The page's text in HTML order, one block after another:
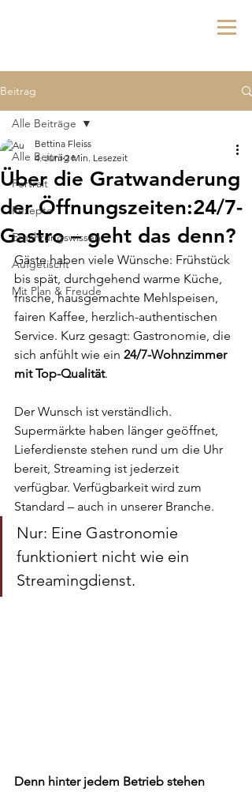
Beitrag
Alle Beiträge
Portrait
Rezepte
Ernährungswissen
Aufgetischt
Mit Plan & Freude
Alle Beiträge
Über die Gratwanderung
der Öffnungszeiten:24/7-
Gastro – geht das denn?
Bettina Fleiss
4. Juni 2 Min. Lesezeit
Gäste haben viele Wünsche: Frühstück
bis spät, durchgehend warme Küche,
frische, hausgemachte Mehlspeisen,
fairen Kaffee, herzlich-authentischen
Service. Kurz gesagt: Gastronomie, die
sich anfühlt wie ein 24/7-Wohnzimmer
mit Top-Qualität.
Der Wunsch ist verständlich.
Supermärkte haben länger geöffnet,
Lieferdienste stehen rund um die Uhr
bereit, Streaming ist jederzeit
verfügbar. Verfügbarkeit wird zum
Standard – auch in unserer Branche.
Nur: Eine Gastronomie
funktioniert nicht wie ein
Streamingdienst.
Denn hinter jedem Betrieb stehen